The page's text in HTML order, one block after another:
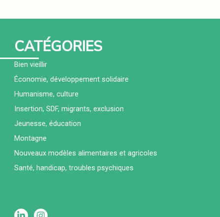
CATÉGORIES
Bien vieillir
Économie, développement solidaire
Humanisme, culture
Insertion, SDF, migrants, exclusion
Jeunesse, éducation
Montagne
Nouveaux modèles alimentaires et agricoles
Santé, handicap, troubles psychiques